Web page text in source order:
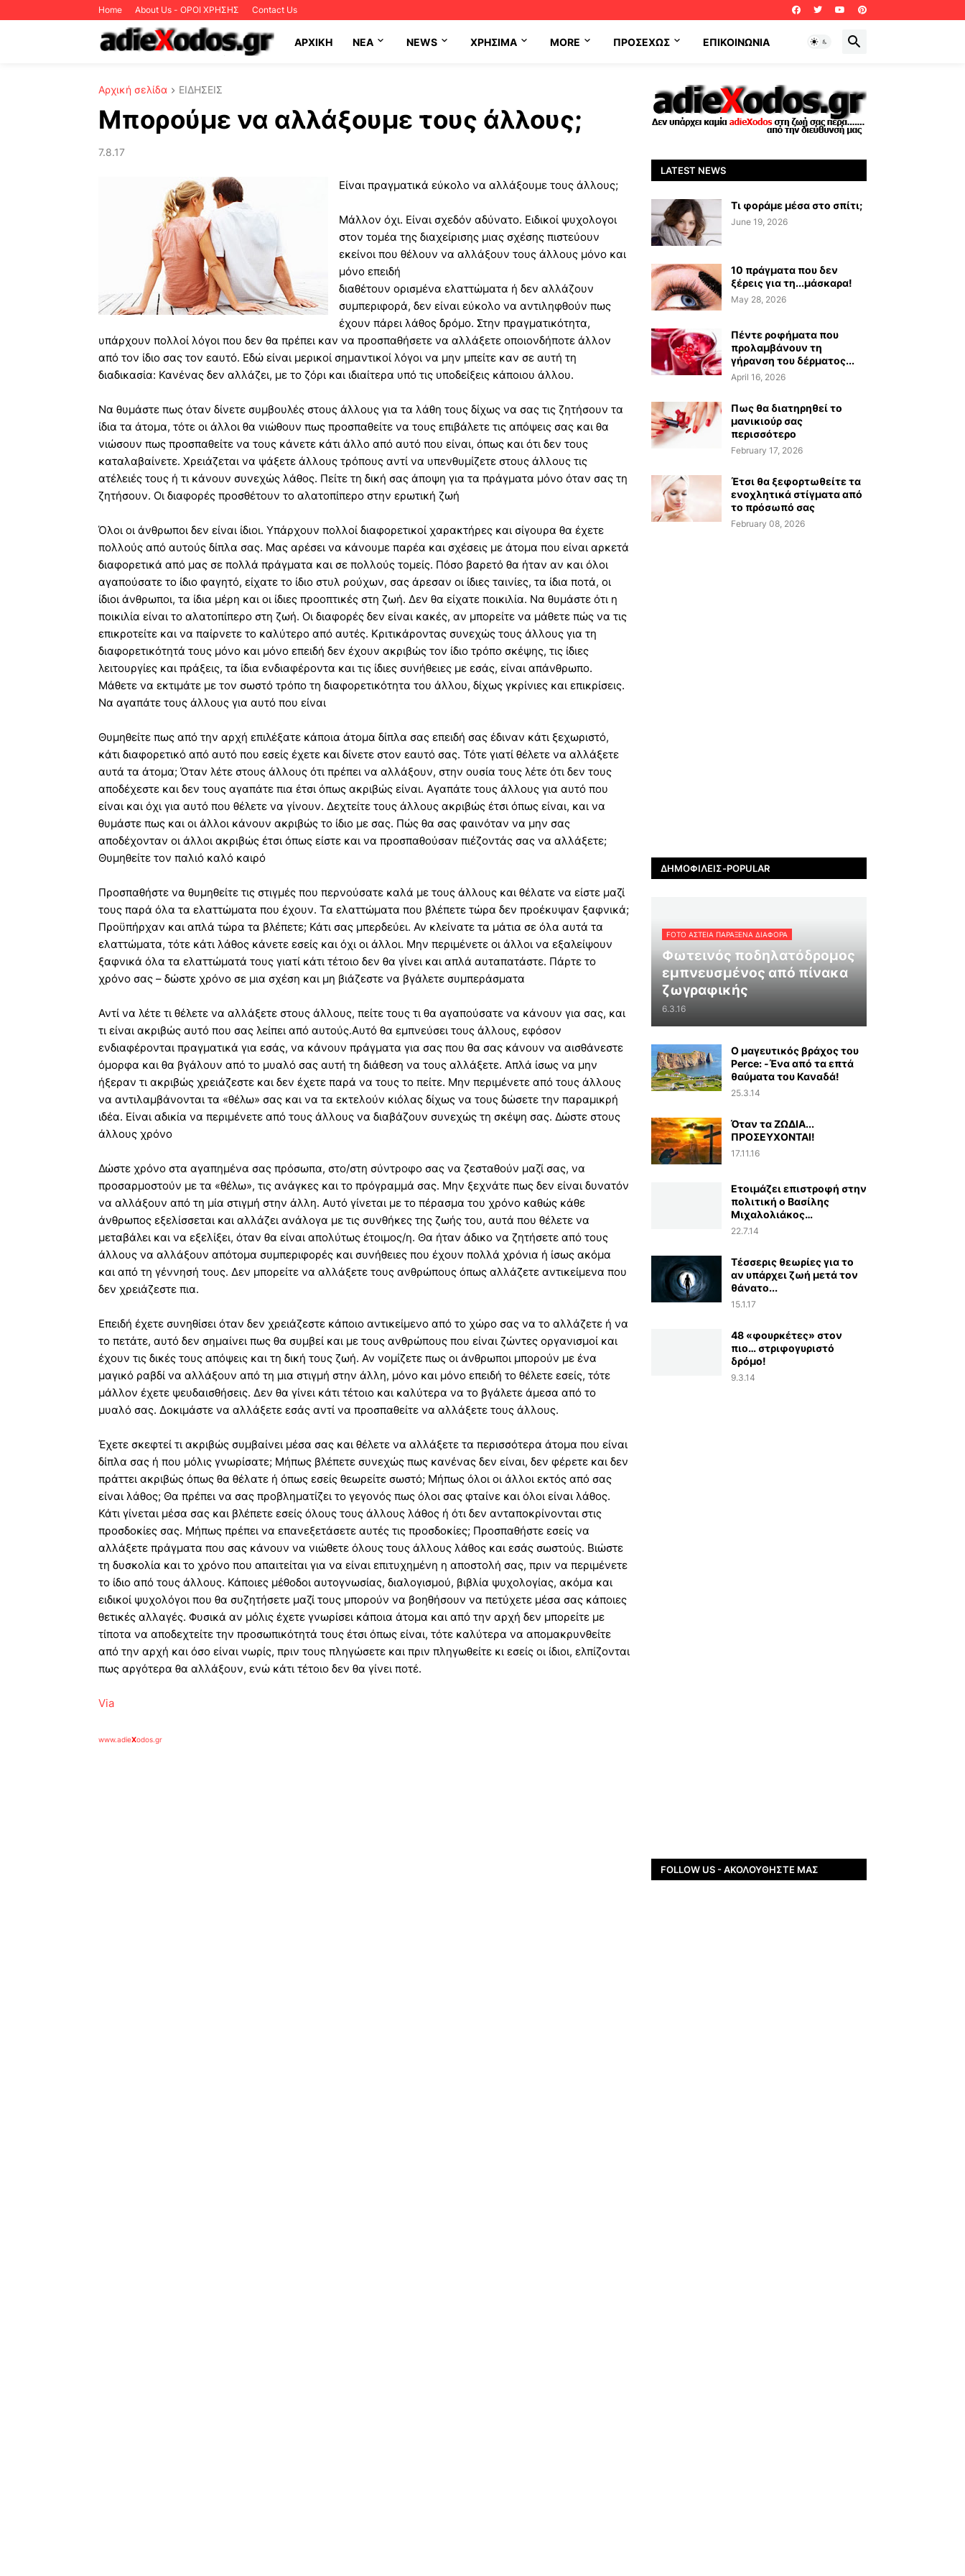
Home About Us - ΟΡΟΙ ΧΡΗΣΗΣ Contact Us
ΑΡΧΙΚΗ NEA NEWS ΧΡΉΣΙΜΑ MORE ΠΡΟΣΕΧΩΣ ΕΠΙΚΟΙΝΩΝΊΑ
Αρχική σελίδα ΕΙΔΗΣΕΙΣ
Μπορούμε να αλλάξουμε τους άλλους;
7.8.17
Είναι πραγματικά εύκολο να αλλάξουμε τους άλλους;
Μάλλον όχι. Είναι σχεδόν αδύνατο. Ειδικοί ψυχολογοι
στον τομέα της διαχείρισης μιας σχέσης πιστεύουν
εκείνοι που θέλουν να αλλάξουν τους άλλους μόνο και
μόνο επειδή
διαθέτουν ορισμένα ελαττώματα ή δεν αλλάζουν
συμπεριφορά, δεν είναι εύκολο να αντιληφθούν πως
έχουν πάρει λάθος δρόμο. Στην πραγματικότητα,
υπάρχουν πολλοί λόγοι που δεν θα πρέπει καν να προσπαθήσετε να αλλάξετε οποιονδήποτε άλλον
από τον ίδιο σας τον εαυτό. Εδώ είναι μερικοί σημαντικοί λόγοι να μην μπείτε καν σε αυτή τη
διαδικασία: Κανένας δεν αλλάζει, με το ζόρι και ιδιαίτερα υπό τις υποδείξεις κάποιου άλλου.
Να θυμάστε πως όταν δίνετε συμβουλές στους άλλους για τα λάθη τους δίχως να σας τις ζητήσουν τα
ίδια τα άτομα, τότε οι άλλοι θα νιώθουν πως προσπαθείτε να τους επιβάλετε τις απόψεις σας και θα
νιώσουν πως προσπαθείτε να τους κάνετε κάτι άλλο από αυτό που είναι, όπως και ότι δεν τους
καταλαβαίνετε. Χρειάζεται να ψάξετε άλλους τρόπους αντί να υπενθυμίζετε στους άλλους τις
ατέλειές τους ή τι κάνουν συνεχώς λάθος. Πείτε τη δική σας άποψη για τα πράγματα μόνο όταν σας τη
ζητήσουν. Οι διαφορές προσθέτουν το αλατοπίπερο στην ερωτική ζωή
Όλοι οι άνθρωποι δεν είναι ίδιοι. Υπάρχουν πολλοί διαφορετικοί χαρακτήρες και σίγουρα θα έχετε
πολλούς από αυτούς δίπλα σας. Μας αρέσει να κάνουμε παρέα και σχέσεις με άτομα που είναι αρκετά
διαφορετικά από μας σε πολλά πράγματα και σε πολλούς τομείς. Πόσο βαρετό θα ήταν αν και όλοι
αγαπούσατε το ίδιο φαγητό, είχατε το ίδιο στυλ ρούχων, σας άρεσαν οι ίδιες ταινίες, τα ίδια ποτά, οι
ίδιοι άνθρωποι, τα ίδια μέρη και οι ίδιες προοπτικές στη ζωή. Δεν θα είχατε ποικιλία. Να θυμάστε ότι η
ποικιλία είναι το αλατοπίπερο στη ζωή. Οι διαφορές δεν είναι κακές, αν μπορείτε να μάθετε πώς να τις
επικροτείτε και να παίρνετε το καλύτερο από αυτές. Κριτικάροντας συνεχώς τους άλλους για τη
διαφορετικότητά τους μόνο και μόνο επειδή δεν έχουν ακριβώς τον ίδιο τρόπο σκέψης, τις ίδιες
λειτουργίες και πράξεις, τα ίδια ενδιαφέροντα και τις ίδιες συνήθειες με εσάς, είναι απάνθρωπο.
Μάθετε να εκτιμάτε με τον σωστό τρόπο τη διαφορετικότητα του άλλου, δίχως γκρίνιες και επικρίσεις.
Να αγαπάτε τους άλλους για αυτό που είναι
Θυμηθείτε πως από την αρχή επιλέξατε κάποια άτομα δίπλα σας επειδή σας έδιναν κάτι ξεχωριστό,
κάτι διαφορετικό από αυτό που εσείς έχετε και δίνετε στον εαυτό σας. Τότε γιατί θέλετε να αλλάξετε
αυτά τα άτομα; Όταν λέτε στους άλλους ότι πρέπει να αλλάξουν, στην ουσία τους λέτε ότι δεν τους
αποδέχεστε και δεν τους αγαπάτε πια έτσι όπως ακριβώς είναι. Αγαπάτε τους άλλους για αυτό που
είναι και όχι για αυτό που θέλετε να γίνουν. Δεχτείτε τους άλλους ακριβώς έτσι όπως είναι, και να
θυμάστε πως και οι άλλοι κάνουν ακριβώς το ίδιο με σας. Πώς θα σας φαινόταν να μην σας
αποδέχονταν οι άλλοι ακριβώς έτσι όπως είστε και να προσπαθούσαν πιέζοντάς σας να αλλάξετε;
Θυμηθείτε τον παλιό καλό καιρό
Προσπαθήστε να θυμηθείτε τις στιγμές που περνούσατε καλά με τους άλλους και θέλατε να είστε μαζί
τους παρά όλα τα ελαττώματα που έχουν. Τα ελαττώματα που βλέπετε τώρα δεν προέκυψαν ξαφνικά;
Προϋπήρχαν και απλά τώρα τα βλέπετε; Κάτι σας μπερδεύει. Αν κλείνατε τα μάτια σε όλα αυτά τα
ελαττώματα, τότε κάτι λάθος κάνετε εσείς και όχι οι άλλοι. Μην περιμένετε οι άλλοι να εξαλείψουν
ξαφνικά όλα τα ελαττώματά τους γιατί κάτι τέτοιο δεν θα γίνει και απλά αυταπατάστε. Πάρτε το
χρόνο σας – δώστε χρόνο σε μια σχέση και μη βιάζεστε να βγάλετε συμπεράσματα
Αντί να λέτε τι θέλετε να αλλάξετε στους άλλους, πείτε τους τι θα αγαπούσατε να κάνουν για σας, και
τι είναι ακριβώς αυτό που σας λείπει από αυτούς.Αυτό θα εμπνεύσει τους άλλους, εφόσον
ενδιαφέρονται πραγματικά για εσάς, να κάνουν πράγματα για σας που θα σας κάνουν να αισθάνεστε
όμορφα και θα βγάλουν από το μυαλό σας αυτή τη διάθεση να τους αλλάξετε. Απλά ίσως να μην
ήξεραν τι ακριβώς χρειάζεστε και δεν έχετε παρά να τους το πείτε. Μην περιμένετε από τους άλλους
να αντιλαμβάνονται τα «θέλω» σας και να τα εκτελούν κιόλας δίχως να τους δώσετε την παραμικρή
ιδέα. Είναι αδικία να περιμένετε από τους άλλους να διαβάζουν συνεχώς τη σκέψη σας. Δώστε στους
άλλους χρόνο
Δώστε χρόνο στα αγαπημένα σας πρόσωπα, στο/στη σύντροφο σας να ζεσταθούν μαζί σας, να
προσαρμοστούν με τα «θέλω», τις ανάγκες και το πρόγραμμά σας. Μην ξεχνάτε πως δεν είναι δυνατόν
να αλλάξουν από τη μία στιγμή στην άλλη. Αυτό γίνεται με το πέρασμα του χρόνο καθώς κάθε
άνθρωπος εξελίσσεται και αλλάζει ανάλογα με τις συνθήκες της ζωής του, αυτά που θέλετε να
μεταβάλει και να εξελίξει, όταν θα είναι απολύτως έτοιμος/η. Θα ήταν άδικο να ζητήσετε από τους
άλλους να αλλάξουν απότομα συμπεριφορές και συνήθειες που έχουν πολλά χρόνια ή ίσως ακόμα
και από τη γέννησή τους. Δεν μπορείτε να αλλάξετε τους ανθρώπους όπως αλλάζετε αντικείμενα που
δεν χρειάζεστε πια.
Επειδή έχετε συνηθίσει όταν δεν χρειάζεστε κάποιο αντικείμενο από το χώρο σας να το αλλάζετε ή να
το πετάτε, αυτό δεν σημαίνει πως θα συμβεί και με τους ανθρώπους που είναι ζώντες οργανισμοί και
έχουν τις δικές τους απόψεις και τη δική τους ζωή. Αν νομίζετε πως οι άνθρωποι μπορούν με ένα
μαγικό ραβδί να αλλάξουν από τη μια στιγμή στην άλλη, μόνο και μόνο επειδή το θέλετε εσείς, τότε
μάλλον έχετε ψευδαισθήσεις. Δεν θα γίνει κάτι τέτοιο και καλύτερα να το βγάλετε άμεσα από το
μυαλό σας. Δοκιμάστε να αλλάξετε εσάς αντί να προσπαθείτε να αλλάξετε τους άλλους.
Έχετε σκεφτεί τι ακριβώς συμβαίνει μέσα σας και θέλετε να αλλάξετε τα περισσότερα άτομα που είναι
δίπλα σας ή που μόλις γνωρίσατε; Μήπως βλέπετε συνεχώς πως κανένας δεν είναι, δεν φέρετε και δεν
πράττει ακριβώς όπως θα θέλατε ή όπως εσείς θεωρείτε σωστό; Μήπως όλοι οι άλλοι εκτός από σας
είναι λάθος; Θα πρέπει να σας προβληματίζει το γεγονός πως όλοι σας φταίνε και όλοι είναι λάθος.
Κάτι γίνεται μέσα σας και βλέπετε εσείς όλους τους άλλους λάθος ή ότι δεν ανταποκρίνονται στις
προσδοκίες σας. Μήπως πρέπει να επανεξετάσετε αυτές τις προσδοκίες; Προσπαθήστε εσείς να
αλλάξετε πράγματα που σας κάνουν να νιώθετε όλους τους άλλους λάθος και εσάς σωστούς. Βιώστε
τη δυσκολία και το χρόνο που απαιτείται για να είναι επιτυχημένη η αποστολή σας, πριν να περιμένετε
το ίδιο από τους άλλους. Κάποιες μέθοδοι αυτογνωσίας, διαλογισμού, βιβλία ψυχολογίας, ακόμα και
ειδικοί ψυχολόγοι που θα συζητήσετε μαζί τους μπορούν να βοηθήσουν να πετύχετε μέσα σας κάποιες
θετικές αλλαγές. Φυσικά αν μόλις έχετε γνωρίσει κάποια άτομα και από την αρχή δεν μπορείτε με
τίποτα να αποδεχτείτε την προσωπικότητά τους έτσι όπως είναι, τότε καλύτερα να απομακρυνθείτε
από την αρχή και όσο είναι νωρίς, πριν τους πληγώσετε και πριν πληγωθείτε κι εσείς οι ίδιοι, ελπίζονται
πως αργότερα θα αλλάξουν, ενώ κάτι τέτοιο δεν θα γίνει ποτέ.
Via
www.adieXodos.gr
LATEST NEWS
Τι φοράμε μέσα στο σπίτι;
June 19, 2026
10 πράγματα που δεν
ξέρεις για τη...μάσκαρα!
May 28, 2026
Πέντε ροφήματα που
προλαμβάνουν τη
γήρανση του δέρματος...
April 16, 2026
Πως θα διατηρηθεί το
μανικιούρ σας
περισσότερο
February 17, 2026
Έτσι θα ξεφορτωθείτε τα
ενοχλητικά στίγματα από
το πρόσωπό σας
February 08, 2026
ΔΗΜΟΦΙΛΕΊΣ-POPULAR
FOTO ΑΣΤΕΙΑ ΠΑΡΑΞΕΝΑ ΔΙΑΦΟΡΑ
Φωτεινός ποδηλατόδρομος
εμπνευσμένος από πίνακα
ζωγραφικής
6.3.16
Ο μαγευτικός βράχος του
Perce: -Ένα από τα επτά
θαύματα του Καναδά!
25.3.14
Όταν τα ΖΩΔΙΑ...
ΠΡΟΣΕΥΧΟΝΤΑΙ!
17.11.16
Ετοιμάζει επιστροφή στην
πολιτική ο Βασίλης
Μιχαλολιάκος…
22.7.14
Τέσσερις θεωρίες για το
αν υπάρχει ζωή μετά τον
θάνατο...
15.1.17
48 «φουρκέτες» στον
πιο… στριφογυριστό
δρόμο!
9.3.14
FOLLOW US - ΑΚΟΛΟΥΘΉΣΤΕ ΜΑΣ